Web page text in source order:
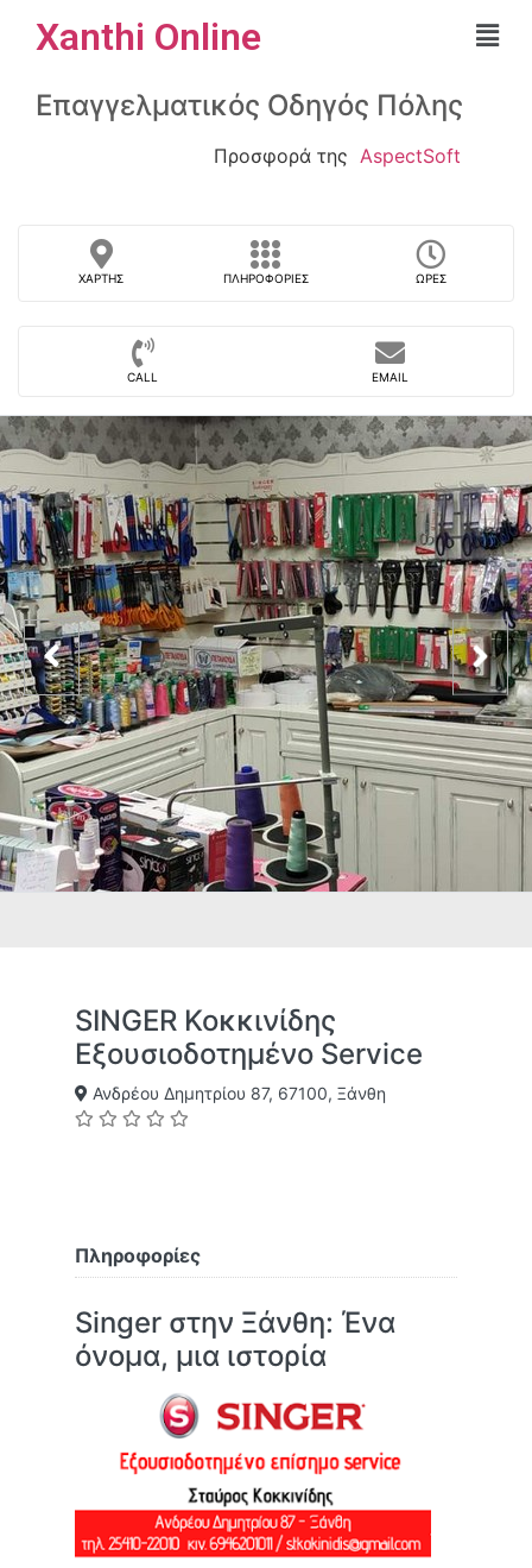
Xanthi Online
Επαγγελματικός Οδηγός Πόλης
Προσφορά της AspectSoft
ΧΆΡΤΗΣ ΠΛΗΡΟΦΟΡΊΕΣ ΏΡΕΣ
CALL EMAIL
SINGER Κοκκινίδης
Εξουσιοδοτημένο Service
Ανδρέου Δημητρίου 87, 67100, Ξάνθη
Πληροφορίες
Singer στην Ξάνθη: Ένα
όνομα, μια ιστορία